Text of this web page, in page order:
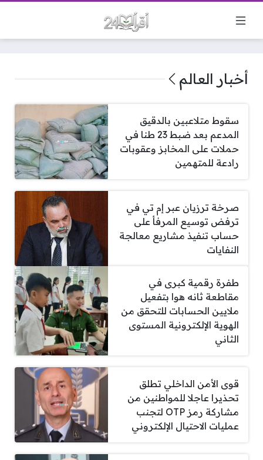
أخبار العالم
سقوط متلاعبين بالدقيق
المدعم بعد ضبط 23 طنا في
حملات على المخابز وعقوبات
رادعة للمتهمين
صرخة ترزيان عبر إم تي في
ترفض توسيع المرفأ على
حساب تنفيذ مشاريع معالجة
النفايات
طفرة رقمية كبرى في
مقاطعة ثانه هوا بتفعيل
ملايين الحسابات للتحقق من
الهوية الإلكترونية المستوى
الثاني
قوى الأمن الداخلي تطلق
تحذيرا عاجلا للمواطنين من
مشاركة رمز OTP لتجنب
عمليات الاحتيال الإلكتروني